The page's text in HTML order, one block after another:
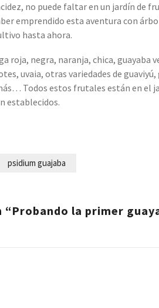
no puede faltar en un jardín de
emprendido esta aventura con
hasta ahora.
roja, negra, naranja, chica, guayaba
uvaia, otras variedades de
Todos estos frutales están en el
establecidos.
psidium guajaba
la primer